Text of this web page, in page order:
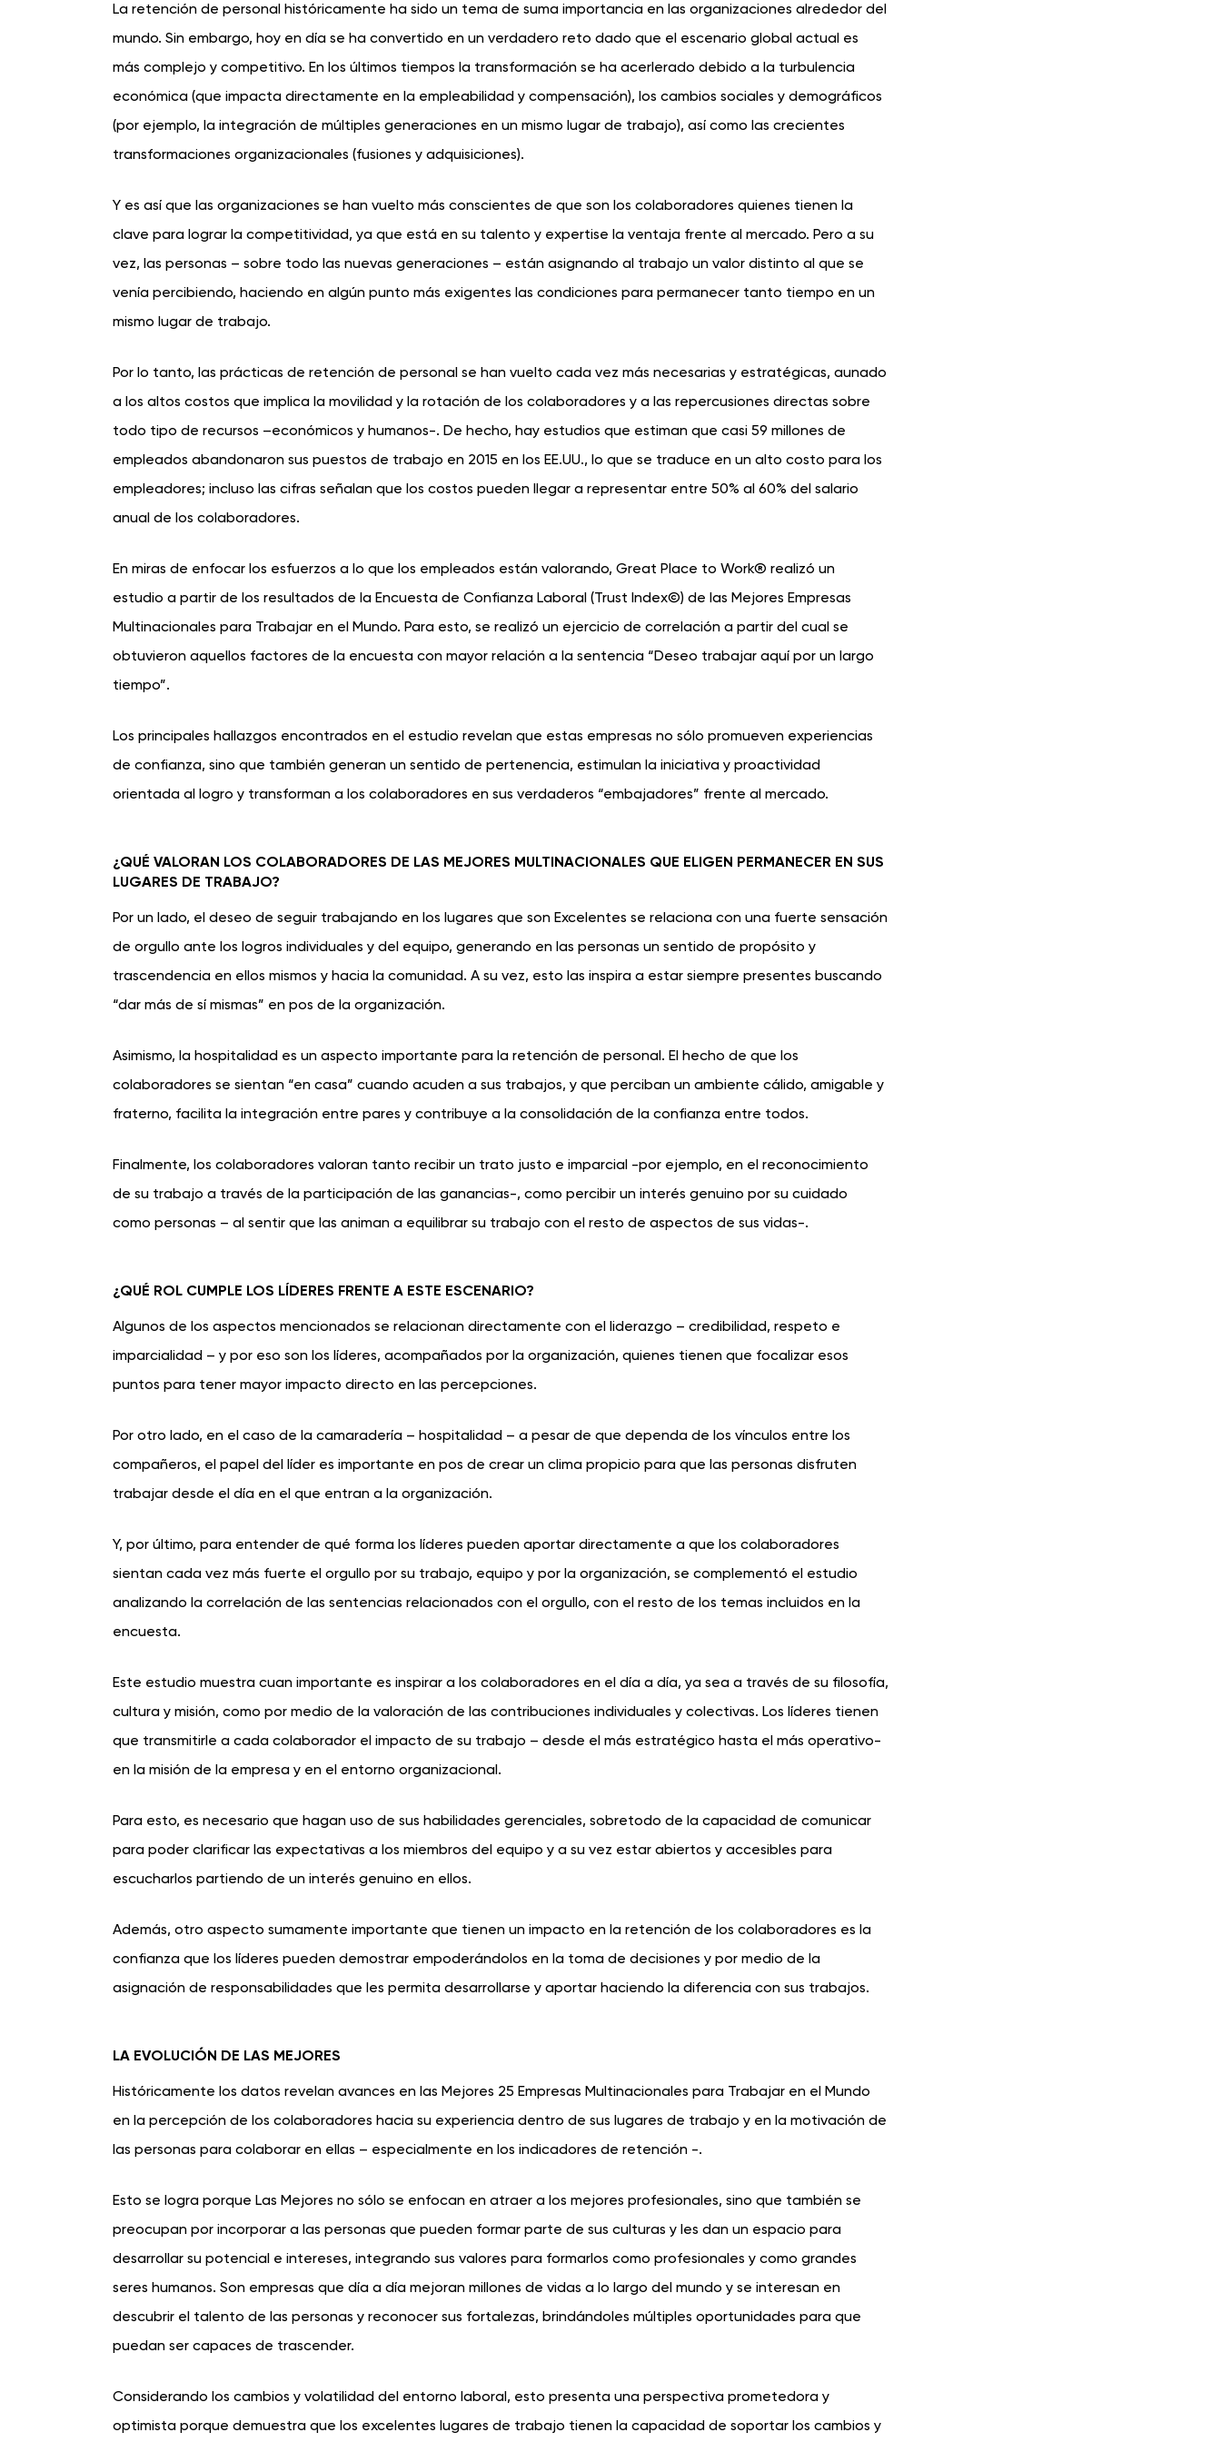
La retención de personal históricamente ha sido un tema de suma importancia en las organizaciones alrededor del
mundo. Sin embargo, hoy en día se ha convertido en un verdadero reto dado que el escenario global actual es
más complejo y competitivo. En los últimos tiempos la transformación se ha acerlerado debido a la turbulencia
económica (que impacta directamente en la empleabilidad y compensación), los cambios sociales y demográficos
(por ejemplo, la integración de múltiples generaciones en un mismo lugar de trabajo), así como las crecientes
transformaciones organizacionales (fusiones y adquisiciones).
Y es así que las organizaciones se han vuelto más conscientes de que son los colaboradores quienes tienen la
clave para lograr la competitividad, ya que está en su talento y expertise la ventaja frente al mercado. Pero a su
vez, las personas – sobre todo las nuevas generaciones – están asignando al trabajo un valor distinto al que se
venía percibiendo, haciendo en algún punto más exigentes las condiciones para permanecer tanto tiempo en un
mismo lugar de trabajo.
Por lo tanto, las prácticas de retención de personal se han vuelto cada vez más necesarias y estratégicas, aunado
a los altos costos que implica la movilidad y la rotación de los colaboradores y a las repercusiones directas sobre
todo tipo de recursos –económicos y humanos-. De hecho, hay estudios que estiman que casi 59 millones de
empleados abandonaron sus puestos de trabajo en 2015 en los EE.UU., lo que se traduce en un alto costo para los
empleadores; incluso las cifras señalan que los costos pueden llegar a representar entre 50% al 60% del salario
anual de los colaboradores.
En miras de enfocar los esfuerzos a lo que los empleados están valorando, Great Place to Work® realizó un
estudio a partir de los resultados de la Encuesta de Confianza Laboral (Trust Index©) de las Mejores Empresas
Multinacionales para Trabajar en el Mundo. Para esto, se realizó un ejercicio de correlación a partir del cual se
obtuvieron aquellos factores de la encuesta con mayor relación a la sentencia “Deseo trabajar aquí por un largo
tiempo”.
Los principales hallazgos encontrados en el estudio revelan que estas empresas no sólo promueven experiencias
de confianza, sino que también generan un sentido de pertenencia, estimulan la iniciativa y proactividad
orientada al logro y transforman a los colaboradores en sus verdaderos “embajadores” frente al mercado.
¿QUÉ VALORAN LOS COLABORADORES DE LAS MEJORES MULTINACIONALES QUE ELIGEN PERMANECER EN SUS
LUGARES DE TRABAJO?
Por un lado, el deseo de seguir trabajando en los lugares que son Excelentes se relaciona con una fuerte sensación
de orgullo ante los logros individuales y del equipo, generando en las personas un sentido de propósito y
trascendencia en ellos mismos y hacia la comunidad. A su vez, esto las inspira a estar siempre presentes buscando
“dar más de sí mismas” en pos de la organización.
Asimismo, la hospitalidad es un aspecto importante para la retención de personal. El hecho de que los
colaboradores se sientan “en casa” cuando acuden a sus trabajos, y que perciban un ambiente cálido, amigable y
fraterno, facilita la integración entre pares y contribuye a la consolidación de la confianza entre todos.
Finalmente, los colaboradores valoran tanto recibir un trato justo e imparcial -por ejemplo, en el reconocimiento
de su trabajo a través de la participación de las ganancias-, como percibir un interés genuino por su cuidado
como personas – al sentir que las animan a equilibrar su trabajo con el resto de aspectos de sus vidas-.
¿QUÉ ROL CUMPLE LOS LÍDERES FRENTE A ESTE ESCENARIO?
Algunos de los aspectos mencionados se relacionan directamente con el liderazgo – credibilidad, respeto e
imparcialidad – y por eso son los líderes, acompañados por la organización, quienes tienen que focalizar esos
puntos para tener mayor impacto directo en las percepciones.
Por otro lado, en el caso de la camaradería – hospitalidad – a pesar de que dependa de los vínculos entre los
compañeros, el papel del líder es importante en pos de crear un clima propicio para que las personas disfruten
trabajar desde el día en el que entran a la organización.
Y, por último, para entender de qué forma los líderes pueden aportar directamente a que los colaboradores
sientan cada vez más fuerte el orgullo por su trabajo, equipo y por la organización, se complementó el estudio
analizando la correlación de las sentencias relacionados con el orgullo, con el resto de los temas incluidos en la
encuesta.
Este estudio muestra cuan importante es inspirar a los colaboradores en el día a día, ya sea a través de su filosofía,
cultura y misión, como por medio de la valoración de las contribuciones individuales y colectivas. Los líderes tienen
que transmitirle a cada colaborador el impacto de su trabajo – desde el más estratégico hasta el más operativo-
en la misión de la empresa y en el entorno organizacional.
Para esto, es necesario que hagan uso de sus habilidades gerenciales, sobretodo de la capacidad de comunicar
para poder clarificar las expectativas a los miembros del equipo y a su vez estar abiertos y accesibles para
escucharlos partiendo de un interés genuino en ellos.
Además, otro aspecto sumamente importante que tienen un impacto en la retención de los colaboradores es la
confianza que los líderes pueden demostrar empoderándolos en la toma de decisiones y por medio de la
asignación de responsabilidades que les permita desarrollarse y aportar haciendo la diferencia con sus trabajos.
LA EVOLUCIÓN DE LAS MEJORES
Históricamente los datos revelan avances en las Mejores 25 Empresas Multinacionales para Trabajar en el Mundo
en la percepción de los colaboradores hacia su experiencia dentro de sus lugares de trabajo y en la motivación de
las personas para colaborar en ellas – especialmente en los indicadores de retención -.
Esto se logra porque Las Mejores no sólo se enfocan en atraer a los mejores profesionales, sino que también se
preocupan por incorporar a las personas que pueden formar parte de sus culturas y les dan un espacio para
desarrollar su potencial e intereses, integrando sus valores para formarlos como profesionales y como grandes
seres humanos. Son empresas que día a día mejoran millones de vidas a lo largo del mundo y se interesan en
descubrir el talento de las personas y reconocer sus fortalezas, brindándoles múltiples oportunidades para que
puedan ser capaces de trascender.
Considerando los cambios y volatilidad del entorno laboral, esto presenta una perspectiva prometedora y
optimista porque demuestra que los excelentes lugares de trabajo tienen la capacidad de soportar los cambios y